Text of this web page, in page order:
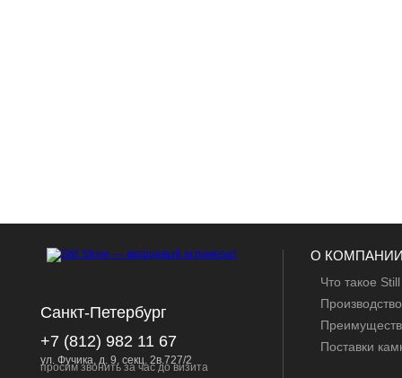
просим звонить за час до визита
Санкт-Петербург
+7 (812) 982 11 67
ул. Фучика, д. 9, секц. 2в.727/2
О
Что такое
Производство
Поставки